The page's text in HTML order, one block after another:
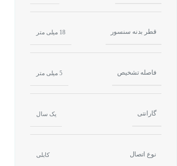
قطر بدنه سنسور 18 میلی متر
فاصله تشخیص 5 میلی متر
گارانتی یک سال
نوع اتصال کابلی